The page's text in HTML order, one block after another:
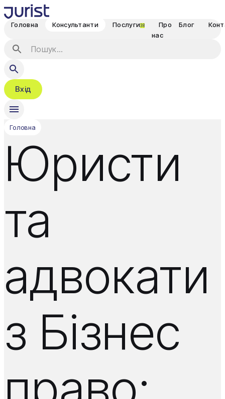
Головна Консультанти Послуги38
Про
нас
Блог
Вхід
Головна
Юристи
та
адвокати
з Бізнес